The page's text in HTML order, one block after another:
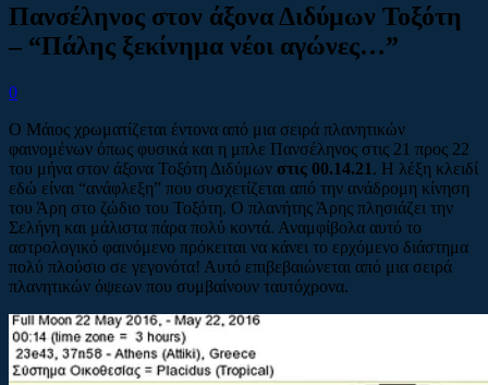
Πανσέληνος στον άξονα Διδύμων Τοξότη
– “Πάλης ξεκίνημα νέοι αγώνες…”
0
Ο Μάιος χρωματίζεται έντονα από μια σειρά πλανητικών
φαινομένων όπως φυσικά και η μπλε Πανσέληνος στις 21 προς 22
του μήνα στον άξονα Τοξότη Διδύμων στις 00.14.21 . Η λέξη κλειδί
εδώ είναι “ανάφλεξη” που συσχετίζεται από την ανάδρομη κίνηση
του Άρη στο ζώδιο του Τοξότη. Ο πλανήτης Άρης πλησιάζει την
Σελήνη και μάλιστα πάρα πολύ κοντά. Αναμφίβολα αυτό το
αστρολογικό φαινόμενο πρόκειται να κάνει το ερχόμενο διάστημα
πολύ πλούσιο σε γεγονότα! Αυτό επιβεβαιώνεται από μια σειρά
πλανητικών όψεων που συμβαίνουν ταυτόχρονα.